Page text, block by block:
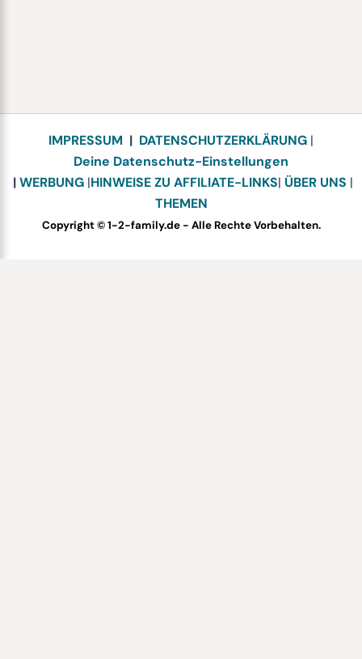
IMPRESSUM | DATENSCHUTZERKLÄRUNG |
Deine Datenschutz-Einstellungen
|WERBUNG |HINWEISE ZU AFFILIATE-LINKS| ÜBER UNS |
THEMEN
Copyright © 1-2-family.de - Alle Rechte Vorbehalten.